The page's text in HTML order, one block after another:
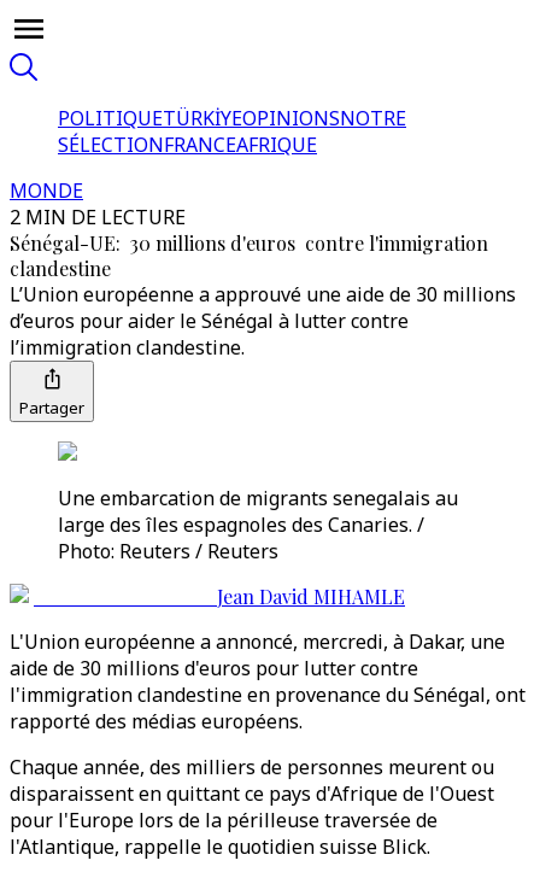
POLITIQUETÜRKİYEOPINIONSNOTRE
SÉLECTIONFRANCEAFRIQUE
MONDE
2 MIN DE LECTURE
Sénégal-UE: 30 millions d'euros contre l'immigration
clandestine
L’Union européenne a approuvé une aide de 30 millions
d’euros pour aider le Sénégal à lutter contre
l’immigration clandestine.
Partager
Une embarcation de migrants senegalais au
large des îles espagnoles des Canaries. /
Photo: Reuters / Reuters
Jean David MIHAMLE
L'Union européenne a annoncé, mercredi, à Dakar, une
aide de 30 millions d'euros pour lutter contre
l'immigration clandestine en provenance du Sénégal, ont
rapporté des médias européens.
Chaque année, des milliers de personnes meurent ou
disparaissent en quittant ce pays d'Afrique de l'Ouest
pour l'Europe lors de la périlleuse traversée de
l'Atlantique, rappelle le quotidien suisse Blick.